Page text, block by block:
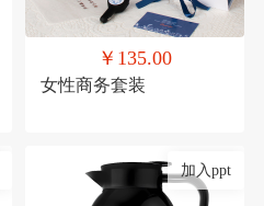
￥135.00
女性商务套装
加入ppt